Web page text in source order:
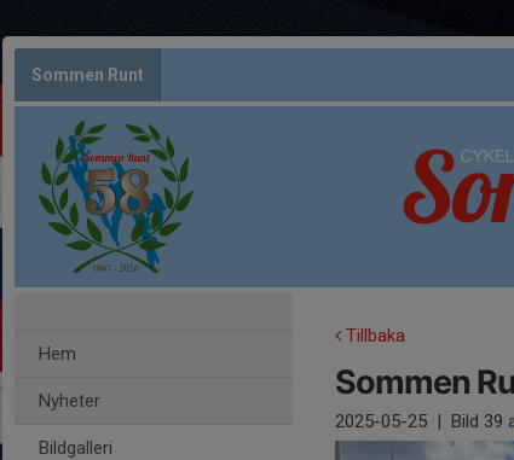
Sommen Runt
Hem
Nyheter
Bildgalleri
Tillbaka
Sommen
2025-05-25 | Bild 39